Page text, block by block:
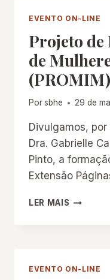
(SHEA)
EVENTO ON-LINE
Projeto de
de
(PROMIM)
Porsbhe 29 de
Divulgamos,
Dra. Gabrielle
Pinto, a
Extensão
LER MAIS PROJETO
EVENTO ON-LINE